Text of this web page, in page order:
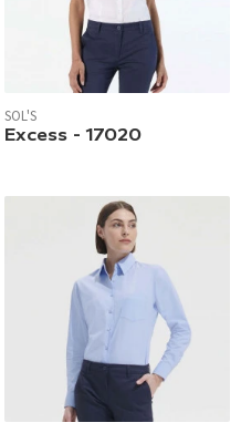
SOL'S
Excess - 17020